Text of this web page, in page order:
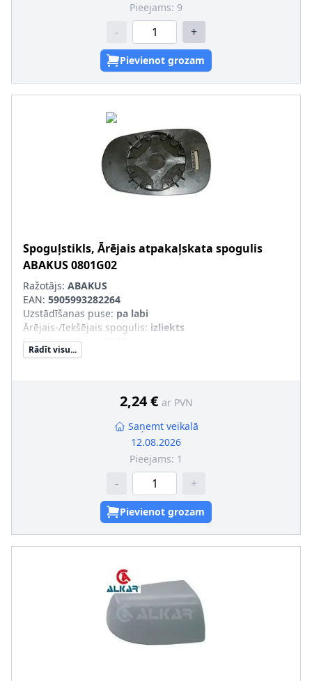
Pieejams: 9
- +
Pievienot grozam
Spoguļstikls, Ārējais atpakaļskata spogulis
ABAKUS0801G02
Ražotājs: ABAKUS
EAN: 5905993282264
Uzstādīšanas puse: pa labi
Ārējais-/Iekšējais spogulis: izliekts
Modeļa gads no
Montāža/demontāža jāveic kvalificētam personālam!
Rādīt visu...
2,24 € ar PVN
Saņemt veikalā
12.08.2026
Pieejams: 1
- +
Pievienot grozam